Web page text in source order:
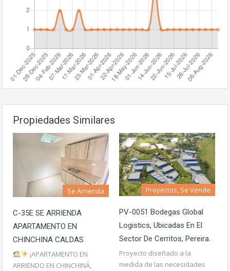
Propiedades Similares
Se Arrienda
C-35E SE ARRIENDA
APARTAMENTO EN
CHINCHINA CALDAS
¡APARTAMENTO EN
ARRIENDO EN CHINCHINÁ,
Proyectos, Se Vende
PV-0051 Bodegas Global
Logistics, Ubicadas En El
Sector De Cerritos, Pereira.
Proyecto diseñado a la
medida de las necesidades